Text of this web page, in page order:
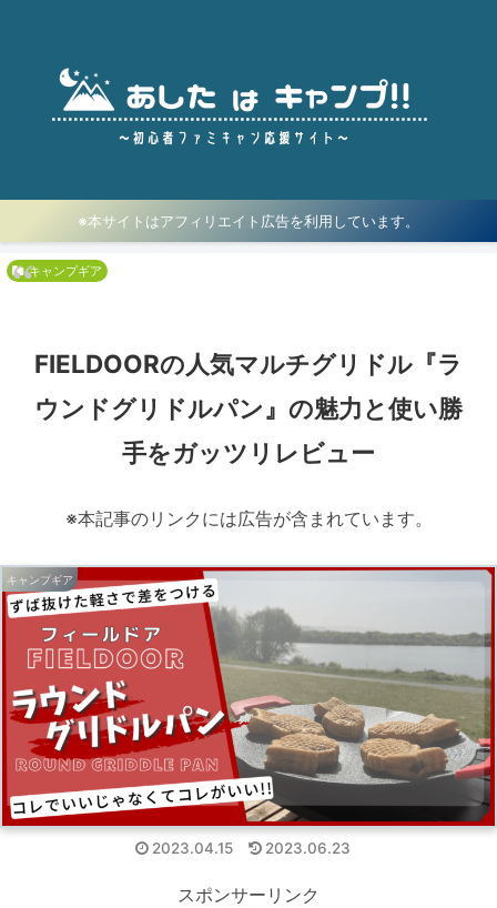
※本サイトはアフィリエイト広告を利用しています。
キャンプギア
FIELDOORの人気マルチグリドル『ラ
ウンドグリドルパン』の魅力と使い勝
手をガッツリレビュー
※本記事のリンクには広告が含まれています。
キャンプギア
2023.04.15 2023.06.23
スポンサーリンク